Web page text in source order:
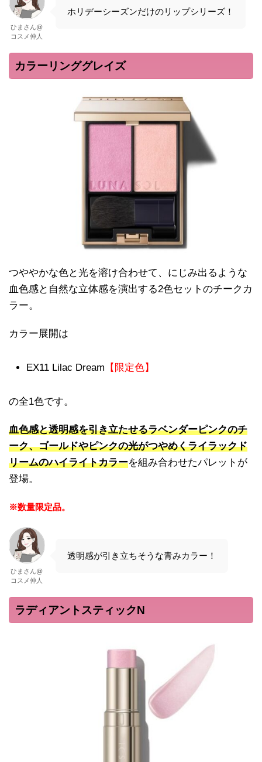
ひまさん@
コスメ仲人
ホリデーシーズンだけのリップシリーズ！
カラーリンググレイズ
つややかな色と光を溶け合わせて、にじみ出るような
血色感と自然な立体感を演出する2色セットのチークカ
ラー。
カラー展開は
EX11 Lilac Dream 【限定色】
の全1色です。
血色感と透明感を引き立たせるラベンダーピンクのチ
ーク、ゴールドやピンクの光がつやめくライラックド
リームのハイライトカラーを組み合わせたパレットが
登場。
※数量限定品。
ひまさん@
コスメ仲人
透明感が引き立ちそうな青みカラー！
ラディアントスティックN